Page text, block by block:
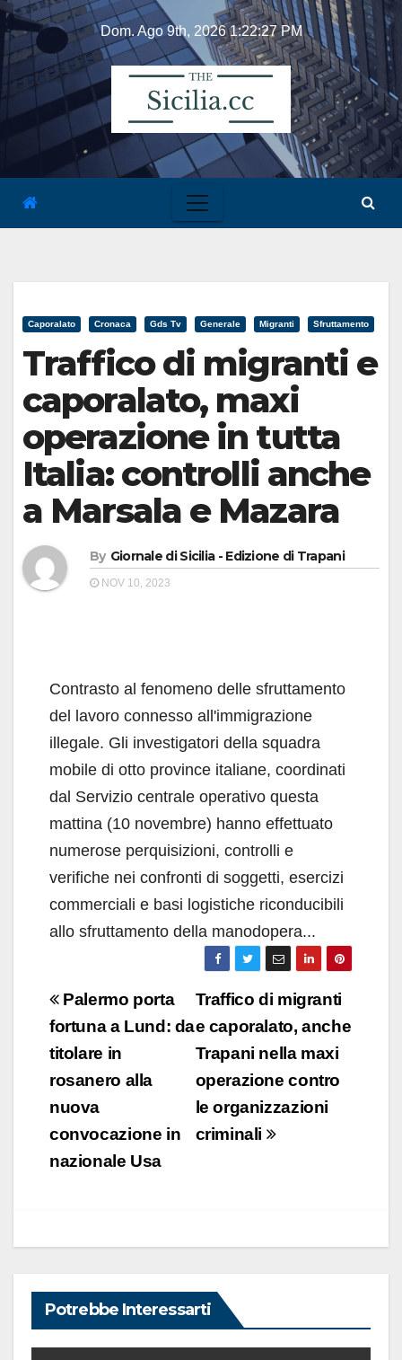
Skip
content
Dom. Ago 9th, 20261:22:28 PM
Caporalato Cronaca Gds Tv Generale Migranti Sfruttamento
Traffico di migranti e
caporalato, maxi
operazione in tutta
Italia: controlli anche
a Marsala e Mazara
By Giornale di Sicilia - Edizione di Trapani
NOV 10, 2023
Contrasto al fenomeno delle sfruttamento
del lavoro connesso all'immigrazione
illegale. Gli investigatori della squadra
mobile di otto province italiane, coordinati
dal Servizio centrale operativo questa
mattina (10 novembre) hanno effettuato
numerose perquisizioni, controlli e
verifiche nei confronti di soggetti, esercizi
commerciali e basi logistiche riconducibili
allo sfruttamento della manodopera...
Navigazione
articoli
Traffico di migranti
e caporalato, anche
Trapani nella maxi
operazione contro
le organizzazioni
criminali
Palermo porta
fortuna a Lund: da
titolare in
rosanero alla
nuova
convocazione in
nazionale Usa
Potrebbe Interessarti